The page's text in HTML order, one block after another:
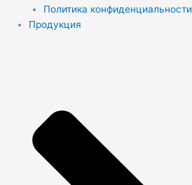
Политика конфиденциальности
Продукция